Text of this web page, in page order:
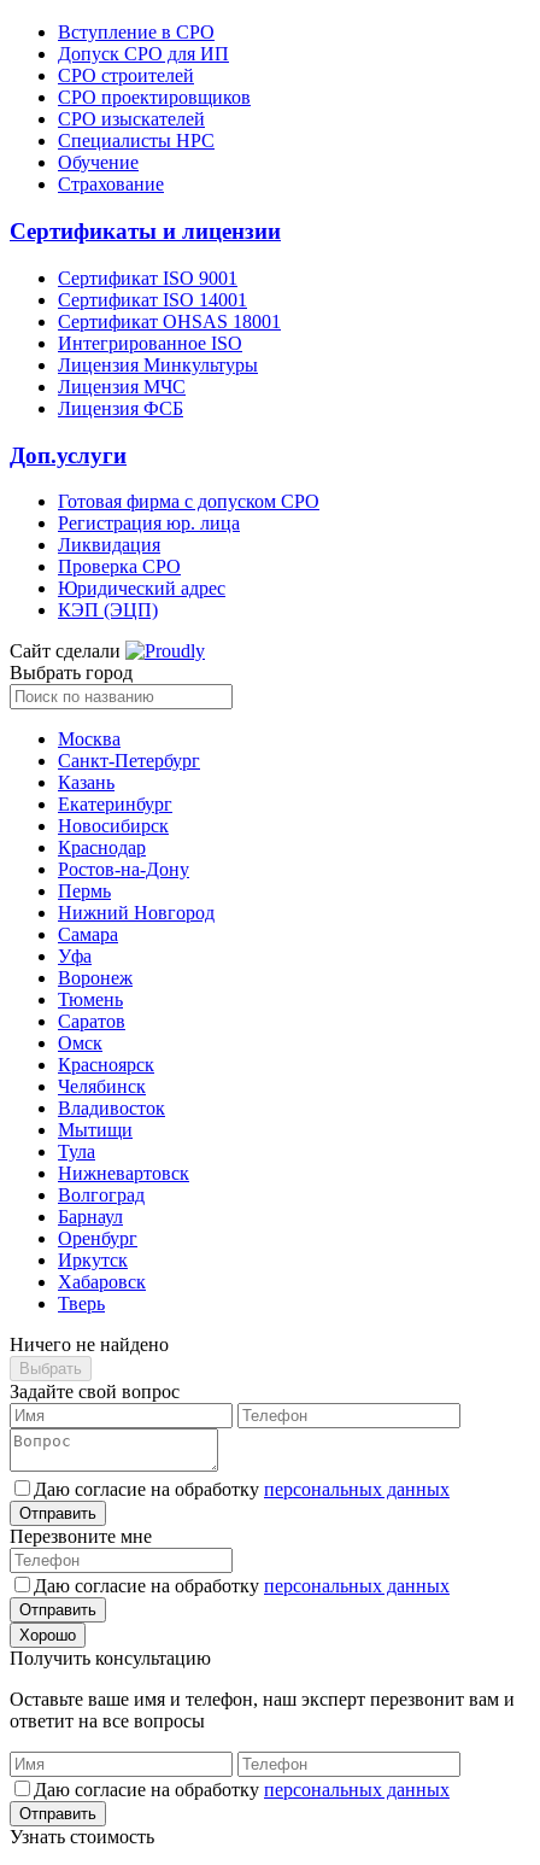
Вступление в СРО
Допуск СРО для ИП
СРО строителей
СРО проектировщиков
СРО изыскателей
Специалисты НРС
Обучение
Страхование
Сертификаты и лицензии
Сертификат ISO 9001
Сертификат ISO 14001
Сертификат OHSAS 18001
Интегрированное ISO
Лицензия Минкультуры
Лицензия МЧС
Лицензия ФСБ
Доп.услуги
Готовая фирма с допуском СРО
Регистрация юр. лица
Ликвидация
Проверка СРО
Юридический адрес
КЭП (ЭЦП)
Сайт сделали
Выбрать город
Москва
Санкт-Петербург
Казань
Екатеринбург
Новосибирск
Краснодар
Ростов-на-Дону
Пермь
Нижний Новгород
Самара
Уфа
Воронеж
Тюмень
Саратов
Омск
Красноярск
Челябинск
Владивосток
Мытищи
Тула
Нижневартовск
Волгоград
Барнаул
Оренбург
Иркутск
Хабаровск
Тверь
Ничего не найдено
Выбрать
Задайте свой вопрос
Даю согласие на обработку персональных данных
Отправить
Перезвоните мне
Даю согласие на обработку персональных данных
Отправить
Хорошо
Получить консультацию
Оставьте ваше имя и телефон, наш эксперт перезвонит вам и
ответит на все вопросы
Даю согласие на обработку персональных данных
Отправить
Узнать стоимость